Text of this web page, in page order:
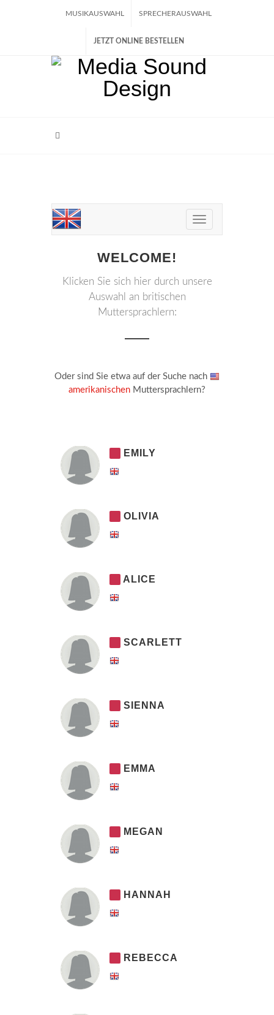
MUSIKAUSWAHL SPRECHERAUSWAHL
JETZT ONLINE BESTELLEN
Sprachauswahl
WELCOME!
Klicken Sie sich hier durch unsere
Auswahl an britischen
Muttersprachlern:
Oder sind Sie etwa auf der Suche nach
amerikanischen Muttersprachlern?
EMILY
OLIVIA
ALICE
SCARLETT
SIENNA
EMMA
MEGAN
HANNAH
REBECCA